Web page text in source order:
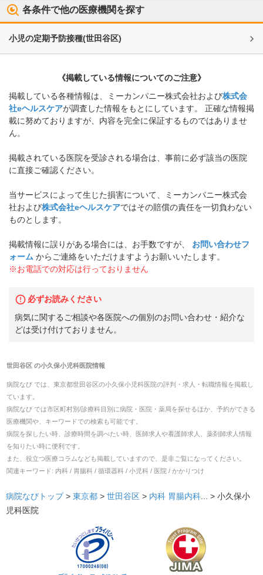
各条件で他の医療機関を探す
小児の定期予防接種(世田谷区)
《掲載している情報についてのご注意》
掲載している各種情報は、ミーカンパニー株式会社および株式会
社eヘルスケアが調査した情報をもとにしています。 正確な情報掲
載に努めておりますが、内容を完全に保証するものではありませ
ん。
掲載されている医院を受診される場合は、事前に必ず該当の医院
に直接ご確認ください。
当サービスによって生じた損害について、ミーカンパニー株式会
社および株式会社eヘルスケアではその賠償の責任を一切負わない
ものとします。
掲載情報に誤りがある場合には、お手数ですが、
お問い合わせフ
ォーム からご連絡をいただけますようお願いいたします。
※お電話での対応は行っておりません
必ずお読みください
病気に関するご相談や各医院への個別のお問い合わせ・紹介な
どは受け付けておりません。
世田谷区 の小久保小児科医院情報
病院なび では、 東京都世田谷区の小久保小児科医院の評判・求人・転職情報を掲載し
ています。
病院なび では市区町村別/診療科目別に病院・医院・薬局を探せるほか、予約ができる
医療機関や、キーワードでの検索も可能です。
病院を探したい時、診療時間を調べたい時、医師求人や看護師求人、薬剤師求人情報
を知りたい時に便利です。
また、役立つ医療コラムなども掲載していますので、是非ご覧になってください。
関連キーワード: 内科 / 胃腸科 / 循環器科 / 小児科 / 医院 / かかりつけ
病院なびトップ > 東京都 > 世田谷区 > 内科 胃腸内科 ... > 小久保小
児科医院